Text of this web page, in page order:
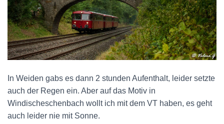
In Weiden gabs es dann 2 stunden Aufenthalt, leider setzte
auch der Regen ein. Aber auf das Motiv in
Windischeschenbach wollt ich mit dem VT haben, es geht
auch leider nie mit Sonne.